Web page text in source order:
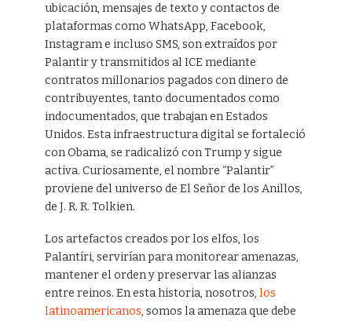
ubicación, mensajes de texto y contactos de
plataformas como WhatsApp, Facebook,
Instagram e incluso SMS, son extraídos por
Palantir y transmitidos al ICE mediante
contratos millonarios pagados con dinero de
contribuyentes, tanto documentados como
indocumentados, que trabajan en Estados
Unidos. Esta infraestructura digital se fortaleció
con Obama, se radicalizó con Trump y sigue
activa. Curiosamente, el nombre “Palantir”
proviene del universo de El Señor de los Anillos,
de J. R. R. Tolkien.
Los artefactos creados por los elfos, los
Palantíri, servirían para monitorear amenazas,
mantener el orden y preservar las alianzas
entre reinos. En esta historia, nosotros, los
latinoamericanos, somos la amenaza que debe